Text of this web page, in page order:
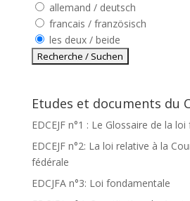
allemand / deutsch
francais / französisch
les deux / beide
Etudes et documents du
EDCEJF n°1 : Le Glossaire de la
EDCEJF n°2: La loi relative à la
fédérale
EDCJFA n°3: Loi fondamentale